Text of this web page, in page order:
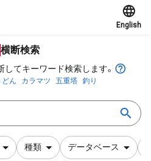
English
横断検索
てキーワード検索します。
どん カラマツ 五重塔 釣り
種類 データベース